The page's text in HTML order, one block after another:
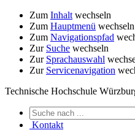
Zum Inhalt wechseln
Zum Hauptmenü wechseln
Zum Navigationspfad
Zur Suche wechseln
Zur Sprachauswahl
Zur Servicenavigation
Technische Hochschule
Kontakt